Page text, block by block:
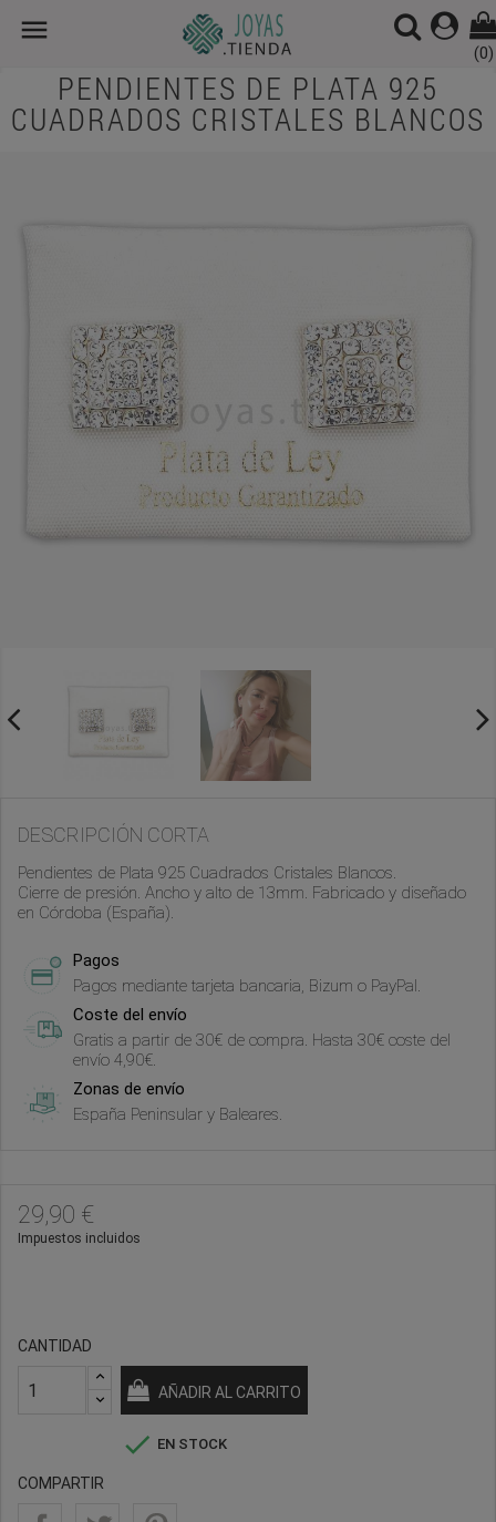

(0)
PENDIENTES DE PLATA 925
CUADRADOS CRISTALES BLANCOS
DESCRIPCIÓN CORTA
Pendientes de Plata 925 Cuadrados Cristales Blancos.
Cierre de presión. Ancho y alto de 13mm. Fabricado y diseñado
en Córdoba (España).
Pagos
Pagos mediante tarjeta bancaria, Bizum o PayPal.
Coste del envío
Gratis a partir de 30€ de compra. Hasta 30€ coste del
envío 4,90€.
Zonas de envío
España Peninsular y Baleares.
29,90 €
Impuestos incluidos
CANTIDAD
AÑADIR AL CARRITO
 EN STOCK
COMPARTIR